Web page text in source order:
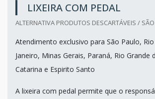
LIXEIRA COM PEDAL
ALTERNATIVA PRODUTOS DESCARTÁVEIS /
Atendimento exclusivo para São Paulo,
Janeiro, Minas Gerais, Paraná, Rio Grande
Catarina e Espirito Santo
A lixeira com pedal permite que o